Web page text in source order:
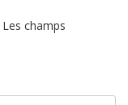
Les champs